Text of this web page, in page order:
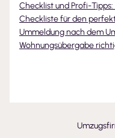
Checklist und Profi-
Checkliste für den
Ummeldung nach dem
Wohnungsübergabe